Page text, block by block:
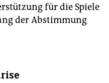
für die Spiele
der Abstimmung